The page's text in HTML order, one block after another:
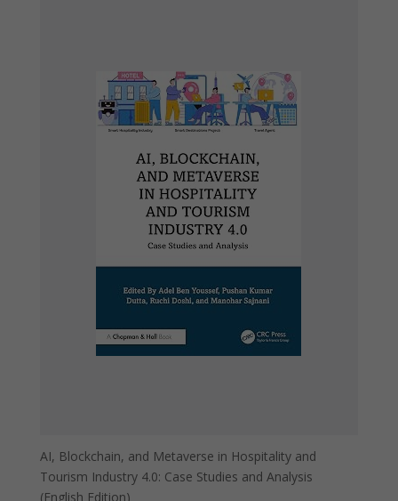
AI, Blockchain, and Metaverse in Hospitality and
Tourism Industry 4.0: Case Studies and Analysis
(English Edition)